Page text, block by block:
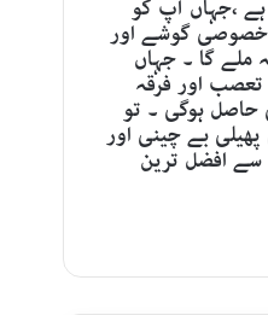
،جہاں آپ کو
خصوصی گوشے اور
ملے گا ۔ جہاں
اور فرقہ
حاصل ہوگی ۔ تو
بے چینی اور
سے افضل ترین